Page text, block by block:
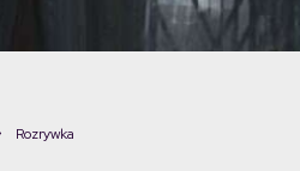
Rozrywka